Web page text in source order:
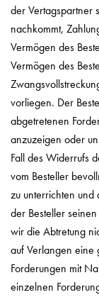
der Vertagspartner
nachkommt,
Vermögen des
Vermögen des
vorliegen. Der
abgetretenen
anzuzeigen oder
Fall des Widerrufs
vom Besteller
zu unterrichten und
der Besteller
wir die Abtretung
auf Verlangen eine
Forderungen mit
einzelnen